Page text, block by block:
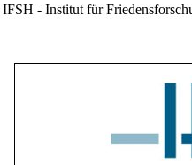
IFSH - Institut für